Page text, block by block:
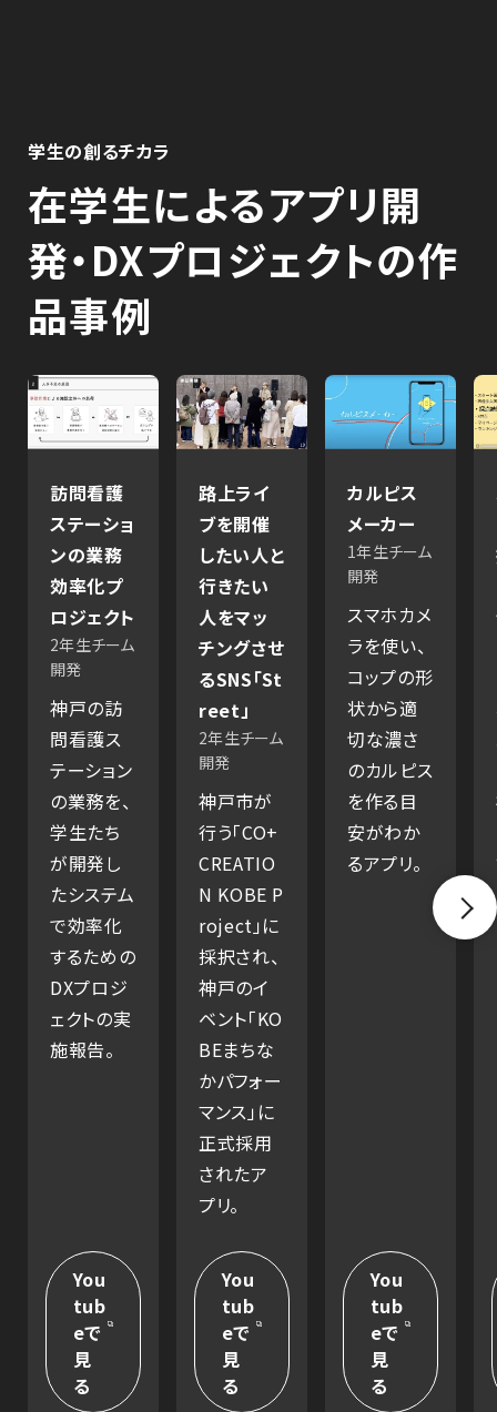
学生の創るチカラ
在学生によるアプリ開
発・DXプロジェクトの作
品事例
訪問看護
ステーショ
ンの業務
効率化プ
ロジェクト
2年生チーム
開発
神戸の訪
問看護ス
テーション
の業務を、
学生たち
が開発し
たシステム
で効率化
するための
DXプロジ
ェクトの実
施報告。
You
tub
eで
見
る
路上ライ
ブを開催
したい人と
行きたい
人をマッ
チングさせ
るSNS「St
reet」
2年生チーム
開発
神戸市が
行う「CO+
CREATIO
N KOBE P
roject」に
採択され、
神戸のイ
ベント「KO
BEまちな
かパフォー
マンス」に
正式採用
されたア
プリ。
You
tub
eで
見
る
カルピス
メーカー
1年生チーム
開発
スマホカメ
ラを使い、
コップの形
状から適
切な濃さ
のカルピス
を作る目
安がわか
るアプリ。
You
tub
eで
見
る